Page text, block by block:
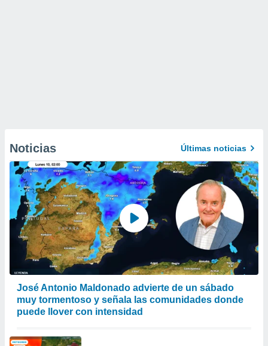
Noticias Últimas noticias
José Antonio Maldonado advierte de un sábado
muy tormentoso y señala las comunidades donde
puede llover con intensidad